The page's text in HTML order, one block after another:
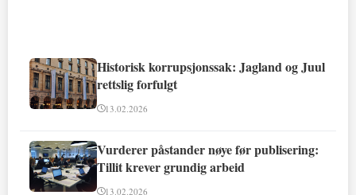
Historisk korrupsjonssak: Jagland og Juul
rettslig forfulgt
13.02.2026
Vurderer påstander nøye før publisering:
Tillit krever grundig arbeid
13.02.2026